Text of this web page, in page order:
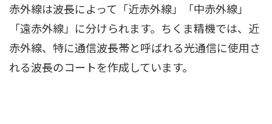
赤外線は波長によって「近赤外線」「中赤外線」
「遠赤外線」に分けられます。ちくま精機では、近
赤外線、特に通信波長帯と呼ばれる光通信に使用さ
れる波長のコートを作成しています。